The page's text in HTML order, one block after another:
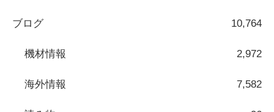
ブログ 10,764
機材情報 2,972
海外情報 7,582